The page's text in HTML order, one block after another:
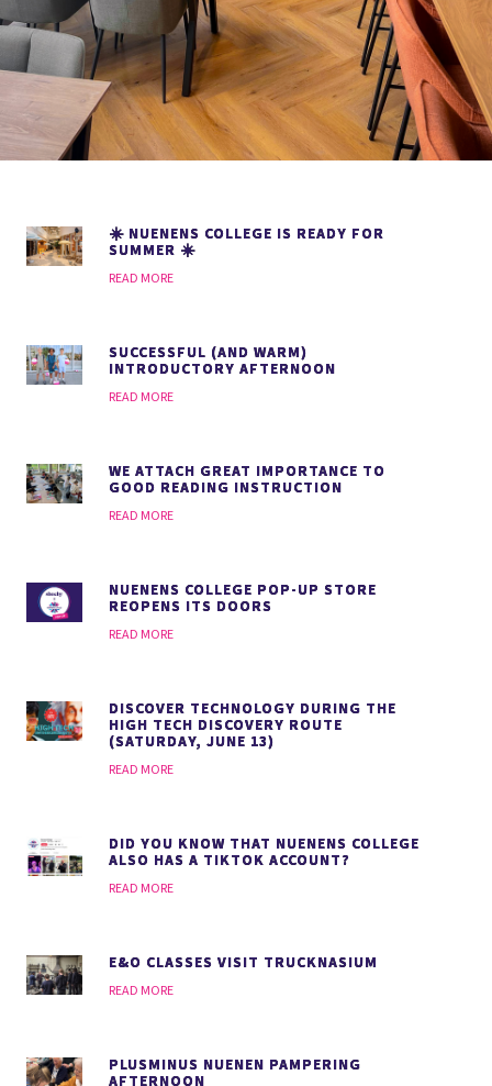
☀️ NUENENS COLLEGE IS READY FOR
SUMMER ☀️
READ MORE
SUCCESSFUL (AND WARM)
INTRODUCTORY AFTERNOON
READ MORE
WE ATTACH GREAT IMPORTANCE TO
GOOD READING INSTRUCTION
READ MORE
NUENENS COLLEGE POP-UP STORE
REOPENS ITS DOORS
READ MORE
DISCOVER TECHNOLOGY DURING THE
HIGH TECH DISCOVERY ROUTE
(SATURDAY, JUNE 13)
READ MORE
DID YOU KNOW THAT NUENENS COLLEGE
ALSO HAS A TIKTOK ACCOUNT?
READ MORE
E&O CLASSES VISIT TRUCKNASIUM
READ MORE
PLUSMINUS NUENEN PAMPERING